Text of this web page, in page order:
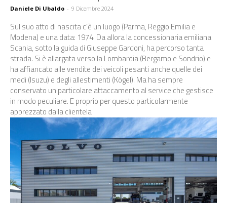
Daniele Di Ubaldo - 9 Dicembre 2024
Sul suo atto di nascita c’è un luogo (Parma, Reggio Emilia e
Modena) e una data: 1974. Da allora la concessionaria emiliana
Scania, sotto la guida di Giuseppe Gardoni, ha percorso tanta
strada. Si è allargata verso la Lombardia (Bergamo e Sondrio) e
ha affiancato alle vendite dei veicoli pesanti anche quelle dei
medi (Isuzu) e degli allestimenti (Kögel). Ma ha sempre
conservato un particolare attaccamento al service che gestisce
in modo peculiare. E proprio per questo particolarmente
apprezzato dalla clientela